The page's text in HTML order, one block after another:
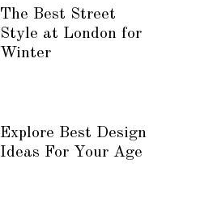
The Best Street
Style at London for
Winter
Explore Best Design
Ideas For Your Age